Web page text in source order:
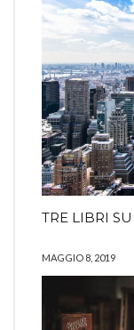
TRE LIBRI
MAGGIO 8, 2019